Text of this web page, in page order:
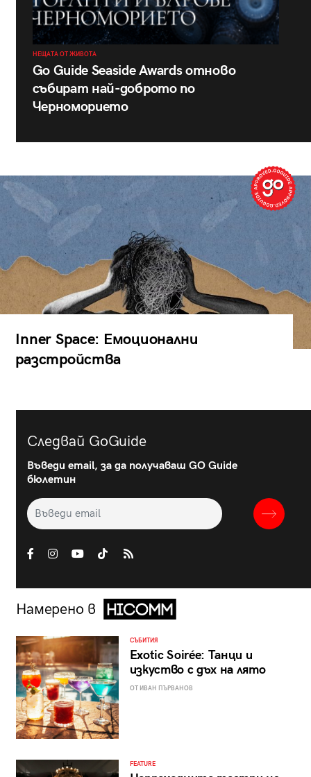
НЕЩАТА ОТ ЖИВОТА
Go Guide Seaside Awards отново
събират най-доброто по
Черноморието
Inner Space: Емоционални
разстройства
Следвай GoGuide
Въведи email, за да получаваш GO Guide
бюлетин
Намерено в
СЪБИТИЯ
Exotic Soirée: Танци и
изкуство с дъх на лято
ОТ ИВАН ПЪРВАНОВ
FEATURE